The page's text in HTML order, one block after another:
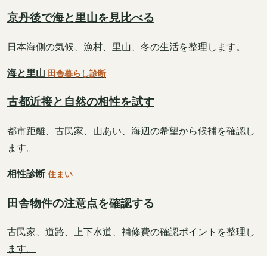
京丹後で海と里山を見比べる
日本海側の気候、漁村、里山、冬の生活を整理します。
海と里山 田舎暮らし診断
古都近接と自然の相性を試す
都市距離、古民家、山あい、海辺の希望から候補を確認し
ます。
相性診断 住まい
田舎物件の注意点を確認する
古民家、道路、上下水道、補修費の確認ポイントを整理し
ます。